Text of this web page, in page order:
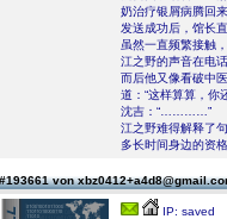
奶治疗银屑病腾回
发送成功后，馆长
虽然一直频繁接触
江之野的声音在电
而后他又像看破中
道：“这样算算，你
沈吉：“…………”
江之野难得解释了
多长时间身边的资
#193661 von
IP: saved